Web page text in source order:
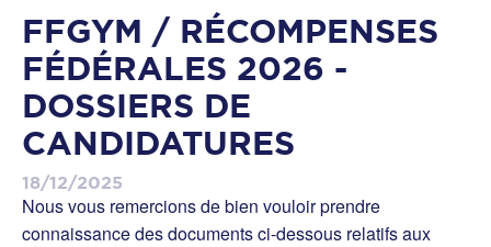
FFGYM / RÉCOMPENSES
FÉDÉRALES 2026 -
DOSSIERS DE
CANDIDATURES
18/12/2025
Nous vous remercions de bien vouloir prendre
connaissance des documents ci-dessous relatifs aux